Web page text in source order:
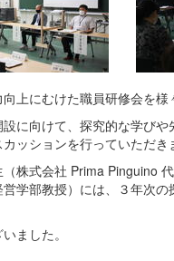
上にむけた職員研修会を様
に向けて、探究的な学び
ッションを行っていただき
株式会社 Prima Pinguino
学部教授）には、３年次
ました。